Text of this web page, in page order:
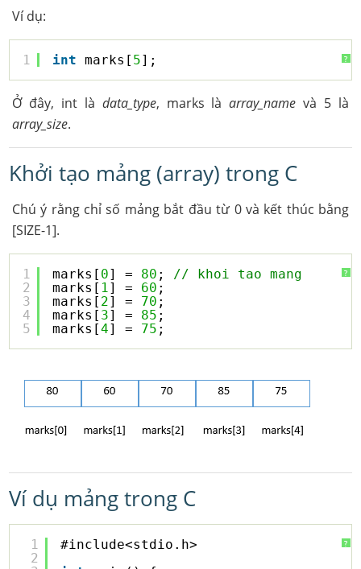
Ví dụ:
?
1 int marks[ 5];
Ở đây, int là data_type, marks làarray_name và 5 là
array_size.
Khởi tạo mảng (array) trong C
Chú ý rằng chỉ số mảng bắt đầu từ 0 và kết thúc bằng
[SIZE-1].
?
1
2
3
4
5
marks[ 0] = 80 ; // khoi tao mang
marks[ 1] = 60 ;
marks[ 2] = 70 ;
marks[ 3] = 85 ;
marks[4] = 75 ;
Ví dụ mảng trong C
?
1
2
#include<stdio.h>